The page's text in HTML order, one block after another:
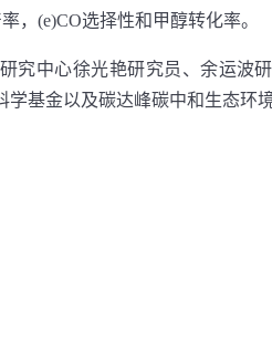
， (e)CO选择性和甲醇转化率。
究中心徐光艳研究员 、余运波
基金以及碳达峰碳中和生态环